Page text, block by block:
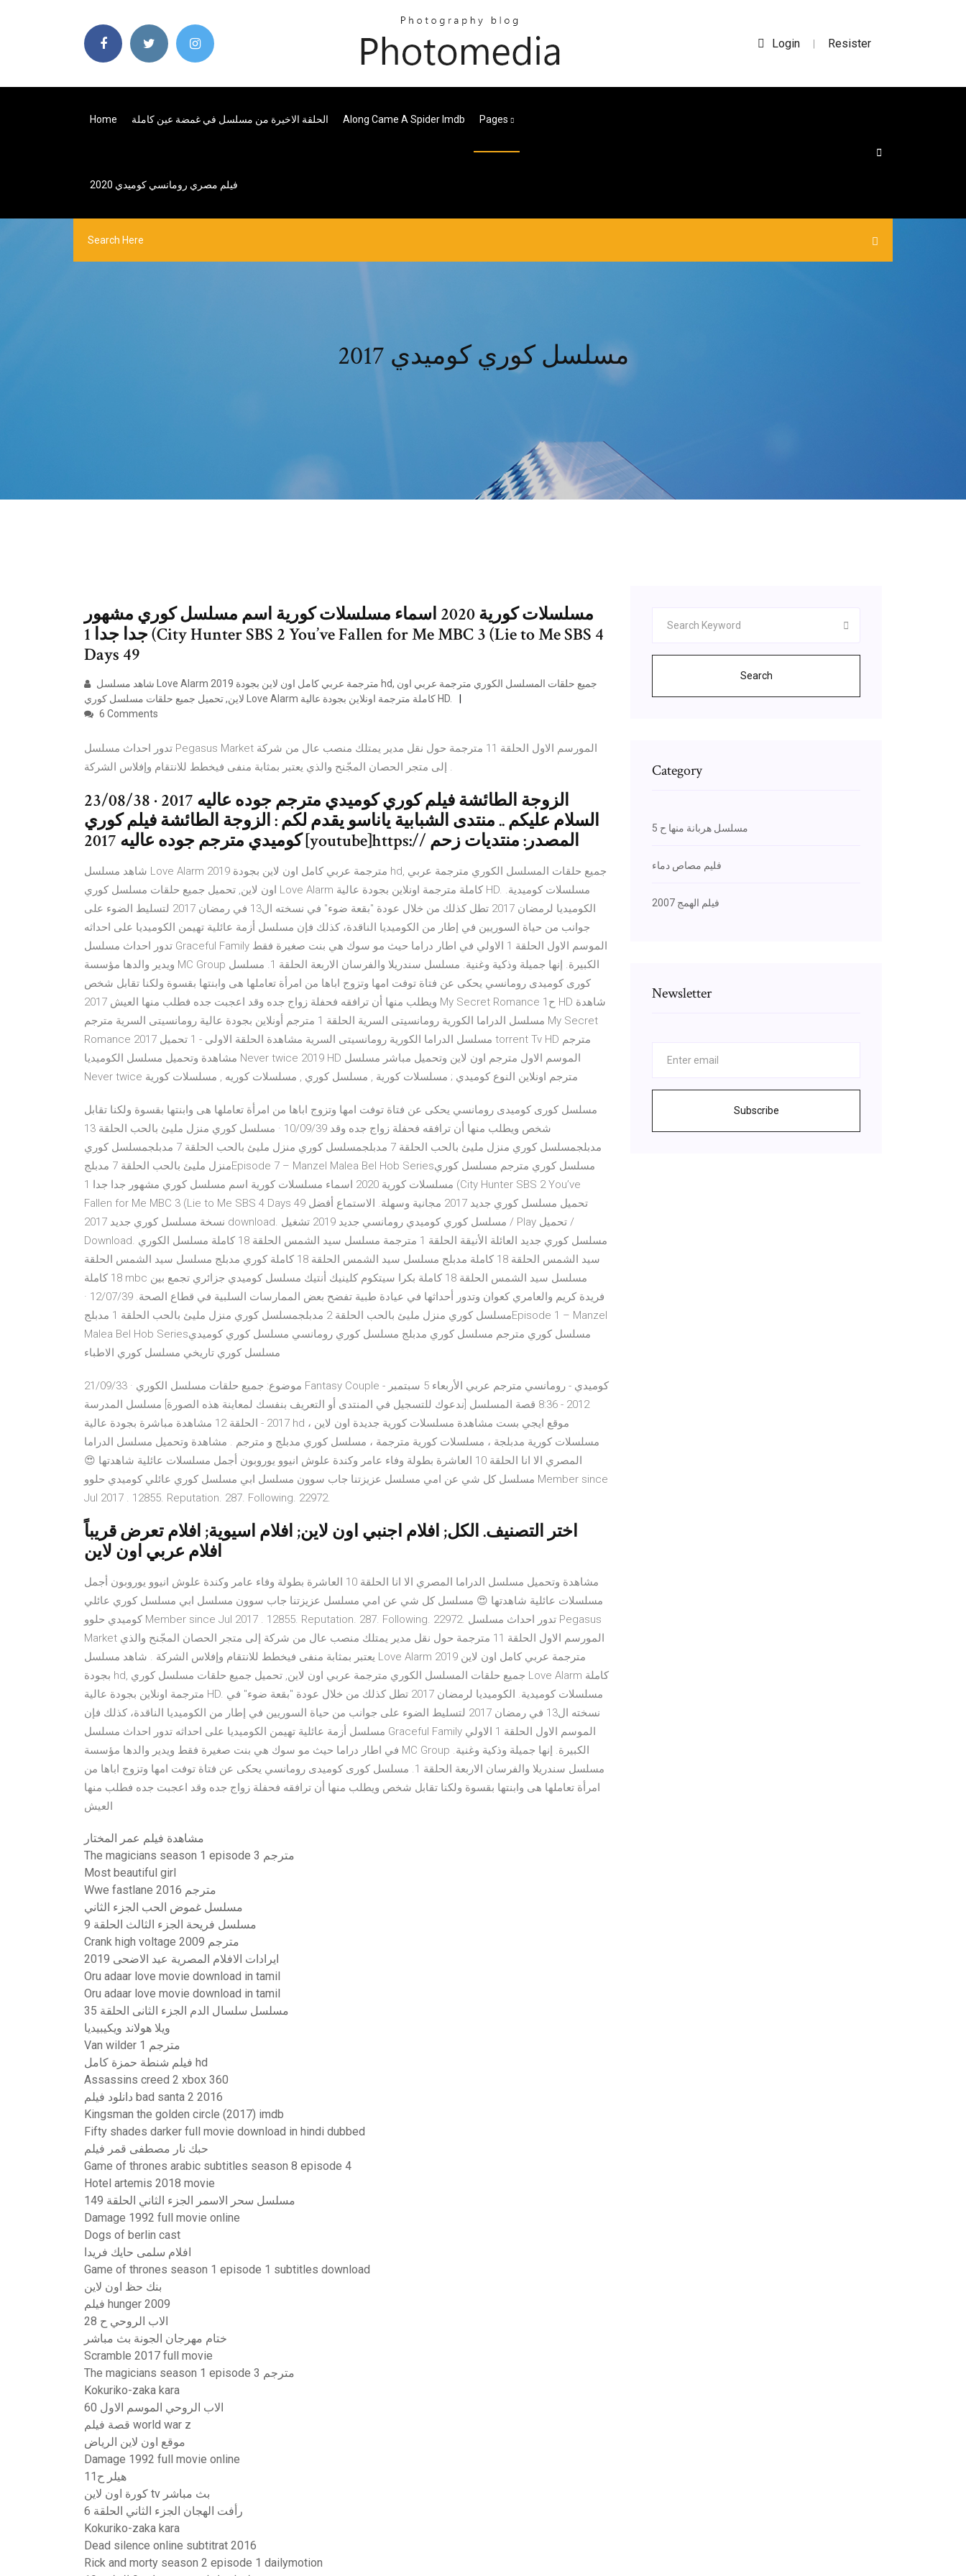
Login | Resister
Home الحلقة الاخيرة من مسلسل في غمضة عين كاملة Along Came A Spider Imdb Pages
فيلم مصري رومانسي كوميدي 2020
مسلسل كوري كوميدي 2017
مسلسلات كورية 2020 اسماء مسلسلات كورية اسم مسلسل كوري مشهور
جدا جدا 1 (City Hunter SBS 2 You’ve Fallen for Me MBC 3 (Lie to Me SBS 4
Days 49
لاين, تحميل جميع حلقات مسلسل كوري Love Alarm كاملة مترجمة اونلاين بجودة عالية HD.
6 Comments
تدور احداث مسلسل Pegasus Market المورسم الاول الحلقة 11 مترجمة حول نقل مدير يمتلك منصب عال من شركة
إلى متجر الحصان المجّنح والذي يعتبر بمثابة منفى فيخطط للانتقام وإفلاس الشركة .
23/08/38 · الزوجة الطائشة فيلم كوري كوميدي مترجم جوده عاليه 2017
السلام عليكم .. منتدى الشبابية ياناسو يقدم لكم : الزوجة الطائشة فيلم كوري
كوميدي مترجم جوده عاليه 2017 [youtube]https:// المصدر: منتديات زحم
شاهد مسلسل Love Alarm 2019 مترجمة عربي كامل اون لاين بجودة hd, جميع حلقات المسلسل الكوري مترجمة عربي
اون لاين, تحميل جميع حلقات مسلسل كوري Love Alarm كاملة مترجمة اونلاين بجودة عالية HD. مسلسلات كوميدية.
الكوميديا لرمضان 2017 تطل كذلك من خلال عودة "بقعة ضوء" في نسخته ال13 في رمضان 2017 لتسليط الضوء على
جوانب من حياة السوريين في إطار من الكوميديا الناقدة، كذلك فإن مسلسل أزمة عائلية تهيمن الكوميديا على احداثه
تدور احداث مسلسل Graceful Family الموسم الاول الحلقة 1 الاولي في اطار دراما حيث مو سوك هي بنت صغيرة فقط
ويدير والدها مؤسسة MC Group الكبيرة. إنها جميلة وذكية وغنية. مسلسل سندريلا والفرسان الاربعة الحلقة 1. مسلسل
كورى كوميدى رومانسي يحكى عن فتاة توفت امها وتزوج اباها من امرأة تعاملها هى وابنتها بقسوة ولكنا تقابل شخص
ويطلب منها أن ترافقه فحفلة زواج جده وقد اعجبت جده فطلب منها العيش 2017 My Secret Romance ح1 HD شاهدة
مسلسل الدراما الكورية رومانسيتى السرية الحلقة 1 مترجم أونلاين بجودة عالية رومانسيتى السرية مترجم My Secret
Romance 2017 مسلسل الدراما الكورية رومانسيتى السرية مشاهدة الحلقة الاولى - 1 تحميل torrent Tv HD مترجم
مشاهدة وتحميل مسلسل الكوميديا Never twice 2019 HD الموسم الاول مترجم اون لاين وتحميل مباشر مسلسل
Never twice مترجم اونلاين النوع كوميدي ; مسلسلات كورية , مسلسل كوري , مسلسلات كوريه , مسلسلات كورية
مسلسل كورى كوميدى رومانسي يحكى عن فتاة توفت امها وتزوج اباها من امرأة تعاملها هى وابنتها بقسوة ولكنا تقابل
شخص ويطلب منها أن ترافقه فحفلة زواج جده وقد 10/09/39 · مسلسل كوري منزل مليئ بالحب الحلقة 13
مدبلجمسلسل كوري منزل مليئ بالحب الحلقة 7 مدبلجمسلسل كوري منزل مليئ بالحب الحلقة 7 مدبلجمسلسل كوري
منزل مليئ بالحب الحلقة 7 مدبلجEpisode 7 – Manzel Malea Bel Hob Seriesمسلسل كوري مترجم مسلسل كوري
مسلسلات كورية 2020 اسماء مسلسلات كورية اسم مسلسل كوري مشهور جدا جدا 1 (City Hunter SBS 2 You’ve
Fallen for Me MBC 3 (Lie to Me SBS 4 Days 49 تحميل مسلسل كوري جديد 2017 مجانية وسهلة. الاستماع أفضل
نسخة مسلسل كوري جديد 2017 download. مسلسل كوري كوميدي رومانسي جديد 2019 تشغيل / Play تحميل /
Download. مسلسل كوري جديد العائلة الأنيقة الحلقة 1 مترجمة مسلسل سيد الشمس الحلقة 18 كاملة مسلسل الكوري
سيد الشمس الحلقة 18 كاملة مدبلج مسلسل سيد الشمس الحلقة 18 كاملة كوري مدبلج مسلسل سيد الشمس الحلقة
18 كاملة mbc مسلسل سيد الشمس الحلقة 18 كاملة بكرا سيتكوم كلينيك أنتيك مسلسل كوميدي جزائري تجمع بين
فريدة كريم والعامري كعوان وتدور أحداثها في عيادة طبية تفضح بعض الممارسات السلبية في قطاع الصحة. 12/07/39 ·
مسلسل كوري منزل مليئ بالحب الحلقة 2 مدبلجمسلسل كوري منزل مليئ بالحب الحلقة 1 مدبلجEpisode 1 – Manzel
Malea Bel Hob Seriesمسلسل كوري مترجم مسلسل كوري مدبلج مسلسل كوري رومانسي مسلسل كوري كوميدي
مسلسل كوري تاريخي مسلسل كوري الاطباء
21/09/33 · موضوع: جميع حلقات مسلسل الكوري Fantasy Couple - كوميدي - رومانسي مترجم عربي الأربعاء 5 سبتمبر
2012 - 8:36 قصة المسلسل [ندعوك للتسجيل في المنتدى أو التعريف بنفسك لمعاينة هذه الصورة] مسلسل المدرسة
2017 - الحلقة 12 مشاهدة مباشرة بجودة عالية hd موقع ايجي بست مشاهدة مسلسلات كورية جديدة اون لاين ،
مسلسلات كورية مدبلجة ، مسلسلات كورية مترجمة ، مسلسل كوري مدبلج و مترجم . مشاهدة وتحميل مسلسل الدراما
المصري الا انا الحلقة 10 العاشرة بطولة وفاء عامر وكندة علوش انيوو يوروبون أجمل مسلسلات عائلية شاهدتها 😍
مسلسل كل شي عن امي مسلسل عزيزتنا جاب سوون مسلسل ابي مسلسل كوري عائلي كوميدي حلوو Member since
Jul 2017 . 12855. Reputation. 287. Following. 22972.
اختر التصنيف. الكل; افلام اجنبي اون لاين; افلام اسيوية; افلام تعرض قريباً
افلام عربي اون لاين
مشاهدة وتحميل مسلسل الدراما المصري الا انا الحلقة 10 العاشرة بطولة وفاء عامر وكندة علوش انيوو يوروبون أجمل
مسلسلات عائلية شاهدتها 😍 مسلسل كل شي عن امي مسلسل عزيزتنا جاب سوون مسلسل ابي مسلسل كوري عائلي
كوميدي حلوو Member since Jul 2017 . 12855. Reputation. 287. Following. 22972. تدور احداث مسلسل Pegasus
Market المورسم الاول الحلقة 11 مترجمة حول نقل مدير يمتلك منصب عال من شركة إلى متجر الحصان المجّنح والذي
يعتبر بمثابة منفى فيخطط للانتقام وإفلاس الشركة . شاهد مسلسل Love Alarm 2019 مترجمة عربي كامل اون لاين
بجودة hd, جميع حلقات المسلسل الكوري مترجمة عربي اون لاين, تحميل جميع حلقات مسلسل كوري Love Alarm كاملة
مترجمة اونلاين بجودة عالية HD. مسلسلات كوميدية. الكوميديا لرمضان 2017 تطل كذلك من خلال عودة "بقعة ضوء" في
نسخته ال13 في رمضان 2017 لتسليط الضوء على جوانب من حياة السوريين في إطار من الكوميديا الناقدة، كذلك فإن
مسلسل أزمة عائلية تهيمن الكوميديا على احداثه تدور احداث مسلسل Graceful Family الموسم الاول الحلقة 1 الاولي
في اطار دراما حيث مو سوك هي بنت صغيرة فقط ويدير والدها مؤسسة MC Group الكبيرة. إنها جميلة وذكية وغنية.
مسلسل سندريلا والفرسان الاربعة الحلقة 1. مسلسل كورى كوميدى رومانسي يحكى عن فتاة توفت امها وتزوج اباها من
امرأة تعاملها هى وابنتها بقسوة ولكنا تقابل شخص ويطلب منها أن ترافقه فحفلة زواج جده وقد اعجبت جده فطلب منها
العيش
مشاهدة فيلم عمر المختار
The magicians season 1 episode 3 مترجم
Most beautiful girl
Wwe fastlane 2016 مترجم
مسلسل غموض الحب الجزء الثاني
مسلسل فريحة الجزء الثالث الحلقة 9
Crank high voltage 2009 مترجم
ايرادات الافلام المصرية عيد الاضحى 2019
Oru adaar love movie download in tamil
Oru adaar love movie download in tamil
مسلسل سلسال الدم الجزء الثانى الحلقة 35
ويلا هولاند ويكيبيديا
Van wilder 1 مترجم
فيلم شنطة حمزة كامل hd
Assassins creed 2 xbox 360
دانلود فیلم bad santa 2 2016
Kingsman the golden circle (2017) imdb
Fifty shades darker full movie download in hindi dubbed
حبك نار مصطفى قمر فيلم
Game of thrones arabic subtitles season 8 episode 4
Hotel artemis 2018 movie
مسلسل سحر الاسمر الجزء الثاني الحلقة 149
Damage 1992 full movie online
Dogs of berlin cast
افلام سلمى حايك فريدا
Game of thrones season 1 episode 1 subtitles download
بنك حظ اون لاين
فيلم hunger 2009
الاب الروحي ح 28
ختام مهرجان الجونة بث مباشر
Scramble 2017 full movie
The magicians season 1 episode 3 مترجم
Kokuriko-zaka kara
الاب الروحي الموسم الاول 60
قصة فيلم world war z
موقع اون لاين الرياض
Damage 1992 full movie online
هيلر ح11
كورة اون لاين tv بث مباشر
رأفت الهجان الجزء الثاني الحلقة 6
Kokuriko-zaka kara
Dead silence online subtitrat 2016
Rick and morty season 2 episode 1 dailymotion
Search
Category
مسلسل هربانة منها ح 5
فليم مصاص دماء
فيلم الهمج 2007
Newsletter
Subscribe